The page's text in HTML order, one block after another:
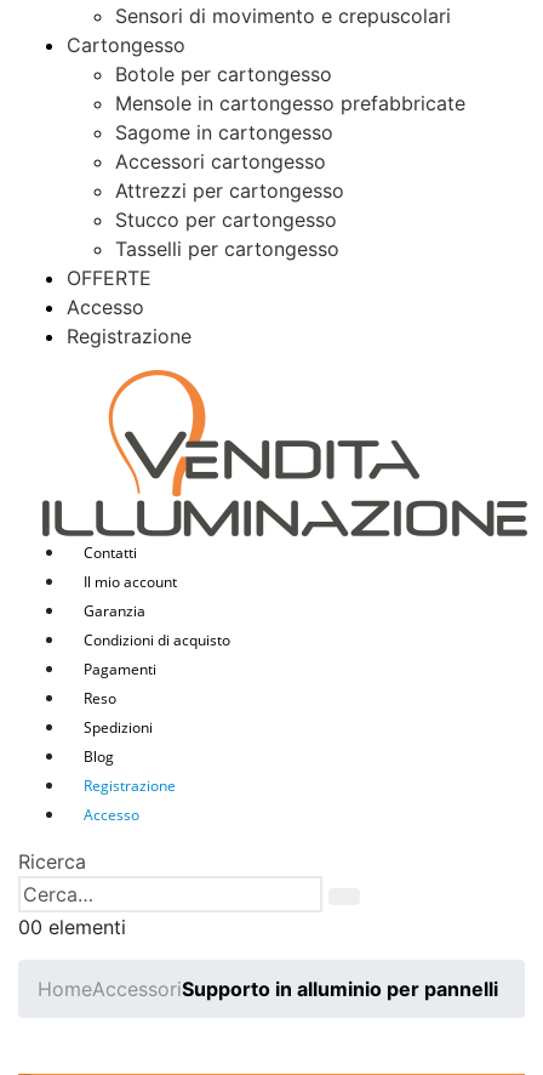
Sensori di movimento e crepuscolari
Cartongesso
Botole per cartongesso
Mensole in cartongesso prefabbricate
Sagome in cartongesso
Accessori cartongesso
Attrezzi per cartongesso
Stucco per cartongesso
Tasselli per cartongesso
OFFERTE
Accesso
Registrazione
Contatti
Il mio account
Garanzia
Condizioni di acquisto
Pagamenti
Reso
Spedizioni
Blog
Registrazione
Accesso
Ricerca
00 elementi
HomeAccessoriSupporto in alluminio per pannelli